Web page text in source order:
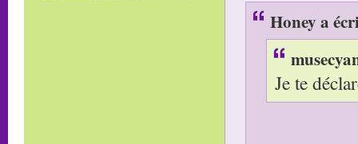
Honey a
Je te